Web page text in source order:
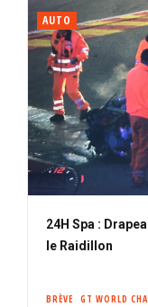
AUTO
24H Spa :
le Raidillon
BRÈVE GT WORLD